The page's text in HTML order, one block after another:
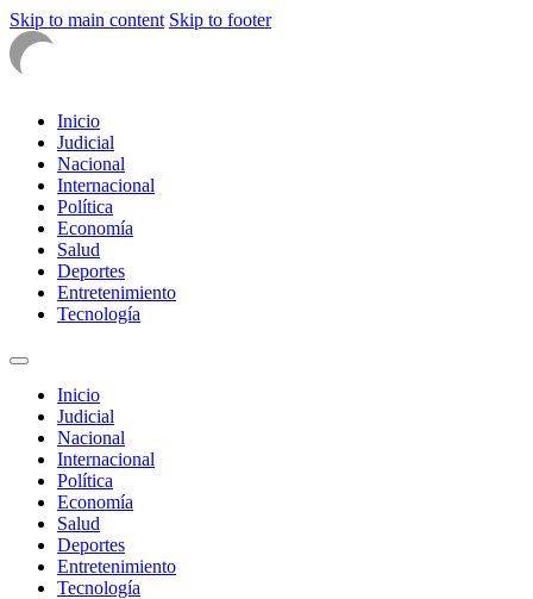
Skip to main content Skip to footer
Inicio
Judicial
Nacional
Internacional
Política
Economía
Salud
Deportes
Entretenimiento
Tecnología
Inicio
Judicial
Nacional
Internacional
Política
Economía
Salud
Deportes
Entretenimiento
Tecnología